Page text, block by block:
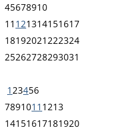
45678910
11 121314151617
18192021 222324
25262728293031
1 23456
7891011 1213
14151617181920